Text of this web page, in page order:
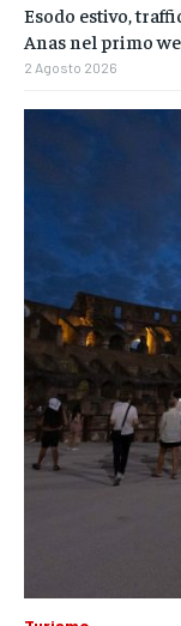
Esodo estivo,
Anas nel primo
2 Agosto 2026